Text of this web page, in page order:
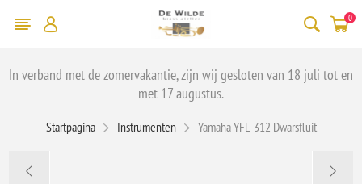
0
In verband met de zomervakantie, zijn wij gesloten van 18 juli tot en
met 17 augustus.
Startpagina Instrumenten Yamaha YFL-312 Dwarsfluit